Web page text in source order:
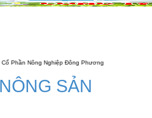
Nghiệp Đông Phương
SẢN